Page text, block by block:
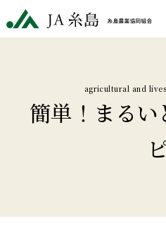
agricultural and
簡単！まるい